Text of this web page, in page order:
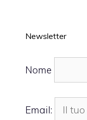
Newsletter
Nome
Email: